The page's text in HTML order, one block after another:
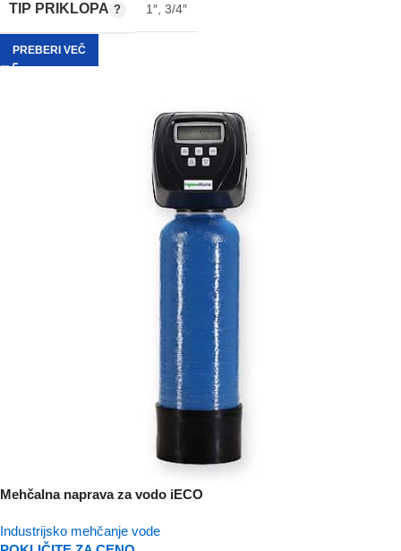
TIP PRIKLOPA 1″, 3/4″
PREBERI VEČ
Mehčalna naprava za vodo iECO
Industrijsko mehčanje vode